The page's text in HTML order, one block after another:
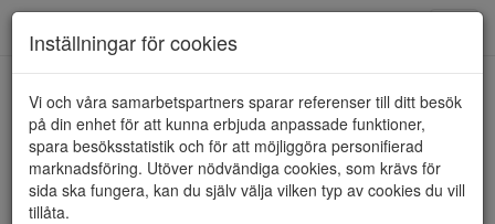
HEM ECCO
Inställningar för cookies
Vi och våra samarbetspartners sparar referenser till ditt besök
på din enhet för att kunna erbjuda anpassade funktioner,
spara besöksstatistik och för att möjliggöra personifierad
marknadsföring. Utöver nödvändiga cookies, som krävs för
sida ska fungera, kan du själv välja vilken typ av cookies du vill
tillåta.